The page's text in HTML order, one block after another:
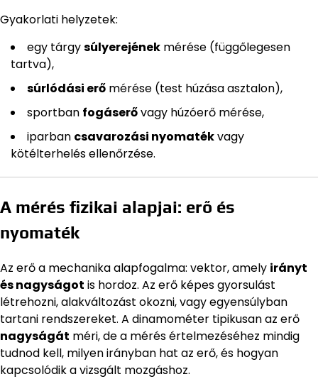
Gyakorlati helyzetek:
egy tárgysúlyerejének mérése (függőlegesen
tartva),
súrlódási erő mérése (test húzása asztalon),
sportban fogáserővagy húzóerő mérése,
iparban csavarozási nyomatékvagy
kötélterhelés ellenőrzése.
A mérés fizikai alapjai: erő és
nyomaték
Az erő a mechanika alapfogalma: vektor, amely irányt
és nagyságot is hordoz. Az erő képes gyorsulást
létrehozni, alakváltozást okozni, vagy egyensúlyban
tartani rendszereket. A dinamométer tipikusan az erő
nagyságát méri, de a mérés értelmezéséhez mindig
tudnod kell, milyen irányban hat az erő, és hogyan
kapcsolódik a vizsgált mozgáshoz.